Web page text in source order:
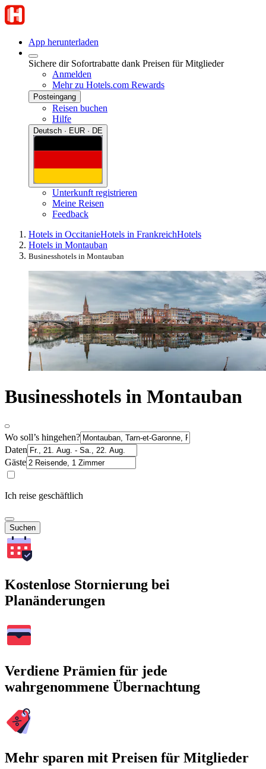
App herunterladen
Sichere dir Sofortrabatte dank Preisen für Mitglieder
Anmelden
Mehr zu Hotels.com Rewards
Posteingang
Reisen buchen
Hilfe
Deutsch · EUR · DE
Unterkunft registrieren
Meine Reisen
Feedback
Hotels in OccitanieHotels in FrankreichHotels
Hotels in Montauban
Businesshotels in Montauban
Businesshotels in Montauban
Wo soll’s hingehen?
Daten
Gäste
Ich reise geschäftlich
Suchen
Kostenlose Stornierung bei
Planänderungen
Verdiene Prämien für jede
wahrgenommene Übernachtung
Mehr sparen mit Preisen für Mitglieder